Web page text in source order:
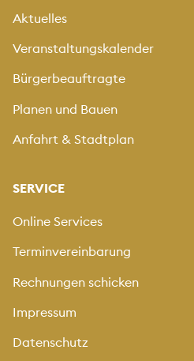
Aktuelles
Veranstaltungskalender
Bürgerbeauftragte
Planen und Bauen
Anfahrt & Stadtplan
SERVICE
Online Services
Terminvereinbarung
Rechnungen schicken
Impressum
Datenschutz